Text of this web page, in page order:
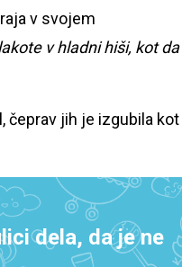
v svojem
v hladni hiši, kot da
čeprav jih je izgubila kot
dela, da je ne